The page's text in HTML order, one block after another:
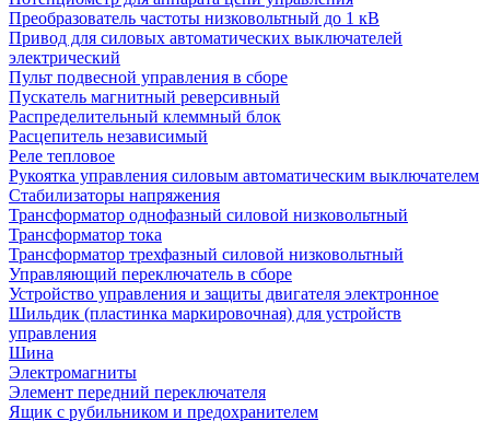
Преобразователь частоты низковольтный до 1 кВ
Привод для силовых автоматических выключателей
электрический
Пульт подвесной управления в сборе
Пускатель магнитный реверсивный
Распределительный клеммный блок
Расцепитель независимый
Реле тепловое
Рукоятка управления силовым автоматическим выключателем
Стабилизаторы напряжения
Трансформатор однофазный силовой низковольтный
Трансформатор тока
Трансформатор трехфазный силовой низковольтный
Управляющий переключатель в сборе
Устройство управления и защиты двигателя электронное
Шильдик (пластинка маркировочная) для устройств
управления
Шина
Электромагниты
Элемент передний переключателя
Ящик с рубильником и предохранителем